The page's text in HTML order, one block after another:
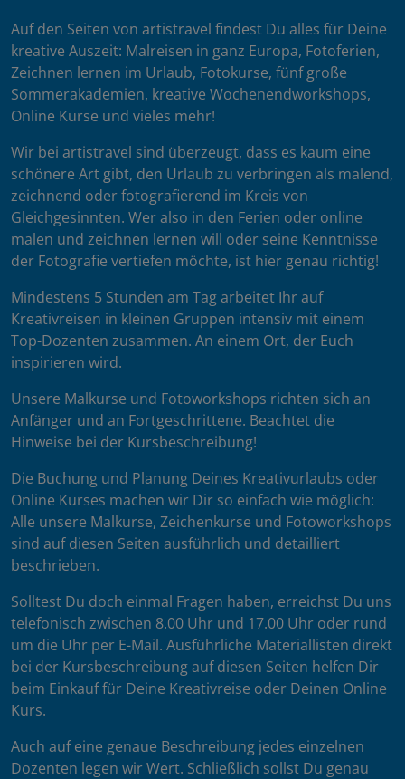
Auf den Seiten von artistravel findest Du alles für Deine
kreative Auszeit: Malreisen in ganz Europa, Fotoferien,
Zeichnen lernen im Urlaub, Fotokurse, fünf große
Sommerakademien, kreative Wochenendworkshops,
Online Kurse und vieles mehr!
Wir bei artistravel sind überzeugt, dass es kaum eine
schönere Art gibt, den Urlaub zu verbringen als malend,
zeichnend oder fotografierend im Kreis von
Gleichgesinnten. Wer also in den Ferien oder online
malen und zeichnen lernen will oder seine Kenntnisse
der Fotografie vertiefen möchte, ist hier genau richtig!
Mindestens 5 Stunden am Tag arbeitet Ihr auf
Kreativreisen in kleinen Gruppen intensiv mit einem
Top-Dozenten zusammen. An einem Ort, der Euch
inspirieren wird.
Unsere Malkurse und Fotoworkshops richten sich an
Anfänger und an Fortgeschrittene. Beachtet die
Hinweise bei der Kursbeschreibung!
Die Buchung und Planung Deines Kreativurlaubs oder
Online Kurses machen wir Dir so einfach wie möglich:
Alle unsere Malkurse, Zeichenkurse und Fotoworkshops
sind auf diesen Seiten ausführlich und detailliert
beschrieben.
Solltest Du doch einmal Fragen haben, erreichst Du uns
telefonisch zwischen 8.00 Uhr und 17.00 Uhr oder rund
um die Uhr per E-Mail. Ausführliche Materiallisten direkt
bei der Kursbeschreibung auf diesen Seiten helfen Dir
beim Einkauf für Deine Kreativreise oder Deinen Online
Kurs.
Auch auf eine genaue Beschreibung jedes einzelnen
Dozenten legen wir Wert. Schließlich sollst Du genau